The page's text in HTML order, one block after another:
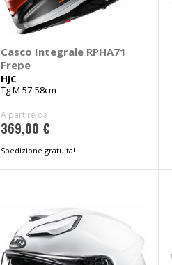
Casco Integrale RPHA71
Frepe
HJC
Tg M 57-58cm
A partire da
369,00 €
Spedizione gratuita!